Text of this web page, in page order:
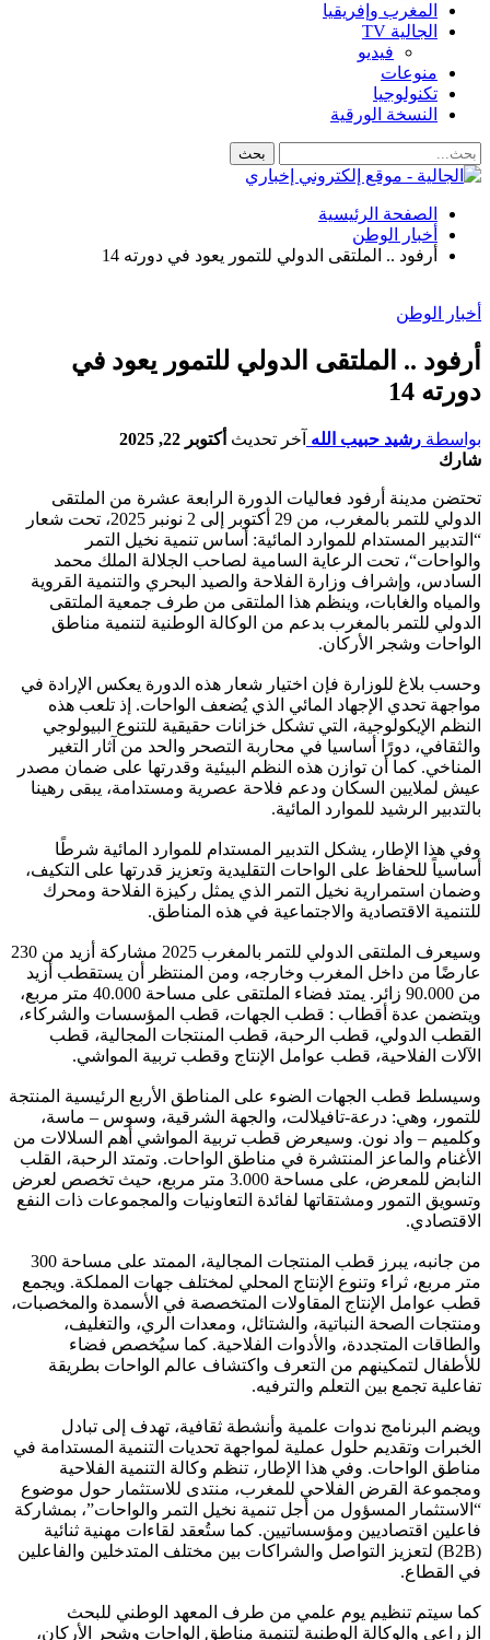
المغرب وإفريقيا
الجالية TV
فيديو
منوعات
تكنولوجيا
النسخة الورقية
الصفحة الرئيسية
أخبار الوطن
أرفود .. الملتقى الدولي للتمور يعود في دورته 14
أخبار الوطن
أرفود .. الملتقى الدولي للتمور يعود في
دورته 14
بواسطة رشيد حبيب الله آخر تحديث أكتوبر 22, 2025
شارك
تحتضن مدينة أرفود فعاليات الدورة الرابعة عشرة من الملتقى
الدولي للتمر بالمغرب، من 29 أكتوبر إلى 2 نونبر 2025، تحت شعار
“التدبير المستدام للموارد المائية: أساس تنمية نخيل التمر
والواحات“، تحت الرعاية السامية لصاحب الجلالة الملك محمد
السادس، وإشراف وزارة الفلاحة والصيد البحري والتنمية القروية
والمياه والغابات، وينظم هذا الملتقى من طرف جمعية الملتقى
الدولي للتمر بالمغرب بدعم من الوكالة الوطنية لتنمية مناطق
الواحات وشجر الأركان.
وحسب بلاغ للوزارة فإن اختيار شعار هذه الدورة يعكس الإرادة في
مواجهة تحدي الإجهاد المائي الذي يُضعف الواحات. إذ تلعب هذه
النظم الإيكولوجية، التي تشكل خزانات حقيقية للتنوع البيولوجي
والثقافي، دورًا أساسيا في محاربة التصحر والحد من آثار التغير
المناخي. كما أن توازن هذه النظم البيئية وقدرتها على ضمان مصدر
عيش لملايين السكان ودعم فلاحة عصرية ومستدامة، يبقى رهينا
بالتدبير الرشيد للموارد المائية.
وفي هذا الإطار، يشكل التدبير المستدام للموارد المائية شرطًا
أساسياً للحفاظ على الواحات التقليدية وتعزيز قدرتها على التكيف،
وضمان استمرارية نخيل التمر الذي يمثل ركيزة الفلاحة ومحرك
للتنمية الاقتصادية والاجتماعية في هذه المناطق.
وسيعرف الملتقى الدولي للتمر بالمغرب 2025 مشاركة أزيد من 230
عارضًا من داخل المغرب وخارجه، ومن المنتظر أن يستقطب أزيد
من 90.000 زائر. يمتد فضاء الملتقى على مساحة 40.000 متر مربع،
ويتضمن عدة أقطاب : قطب الجهات، قطب المؤسسات والشركاء،
القطب الدولي، قطب الرحبة، قطب المنتجات المجالية، قطب
الآلات الفلاحية، قطب عوامل الإنتاج وقطب تربية المواشي.
وسيسلط قطب الجهات الضوء على المناطق الأربع الرئيسية المنتجة
للتمور، وهي: درعة-تافيلالت، والجهة الشرقية، وسوس – ماسة،
وكلميم – واد نون. وسيعرض قطب تربية المواشي أهم السلالات من
الأغنام والماعز المنتشرة في مناطق الواحات. وتمتد الرحبة، القلب
النابض للمعرض، على مساحة 3.000 متر مربع، حيث تخصص لعرض
وتسويق التمور ومشتقاتها لفائدة التعاونيات والمجموعات ذات النفع
الاقتصادي.
من جانبه، يبرز قطب المنتجات المجالية، الممتد على مساحة 300
متر مربع، ثراء وتنوع الإنتاج المحلي لمختلف جهات المملكة. ويجمع
قطب عوامل الإنتاج المقاولات المتخصصة في الأسمدة والمخصبات،
ومنتجات الصحة النباتية، والشتائل، ومعدات الري، والتغليف،
والطاقات المتجددة، والأدوات الفلاحية. كما سيُخصص فضاء
للأطفال لتمكينهم من التعرف واكتشاف عالم الواحات بطريقة
تفاعلية تجمع بين التعلم والترفيه.
ويضم البرنامج ندوات علمية وأنشطة ثقافية، تهدف إلى تبادل
الخبرات وتقديم حلول عملية لمواجهة تحديات التنمية المستدامة في
مناطق الواحات. وفي هذا الإطار، تنظم وكالة التنمية الفلاحية
ومجموعة القرض الفلاحي للمغرب، منتدى للاستثمار حول موضوع
“الاستثمار المسؤول من أجل تنمية نخيل التمر والواحات”، بمشاركة
فاعلين اقتصاديين ومؤسساتيين. كما ستُعقد لقاءات مهنية ثنائية
(B2B) لتعزيز التواصل والشراكات بين مختلف المتدخلين والفاعلين
في القطاع.
كما سيتم تنظيم يوم علمي من طرف المعهد الوطني للبحث
الزراعي والوكالة الوطنية لتنمية مناطق الواحات وشجر الأركان،